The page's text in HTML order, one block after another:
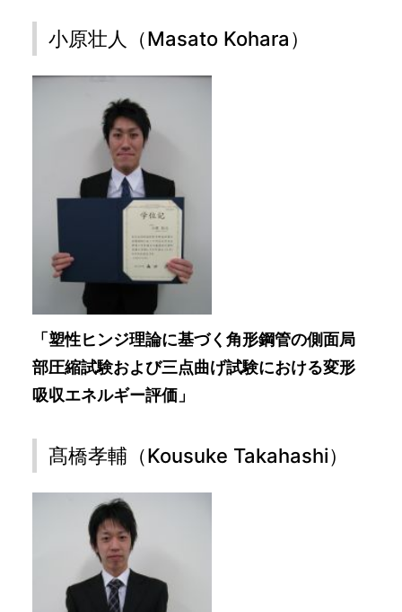
小原壮人（Masato Kohara）
「塑性ヒンジ理論に基づく角形鋼管の側面局
部圧縮試験および三点曲げ試験における変形
吸収エネルギー評価」
髙橋孝輔（Kousuke Takahashi）